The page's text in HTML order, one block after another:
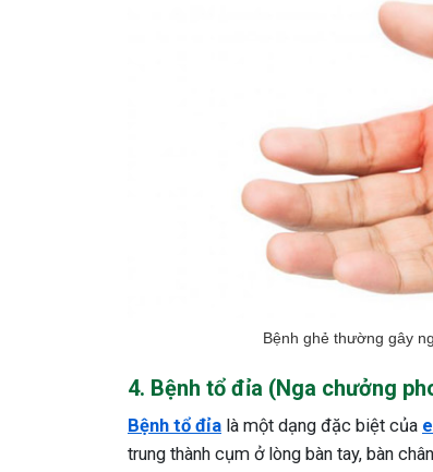
Bệnh ghẻ thường gây
4. Bệnh tổ đỉa (Nga chưởng
Bệnh tổ đỉa là một dạng đặc biệt của
trung thành cụm ở lòng bàn tay, bàn